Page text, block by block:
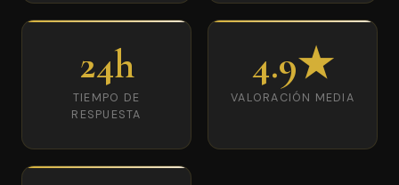
24h
TIEMPO DE
RESPUESTA
4.9★
VALORACIÓN MEDIA